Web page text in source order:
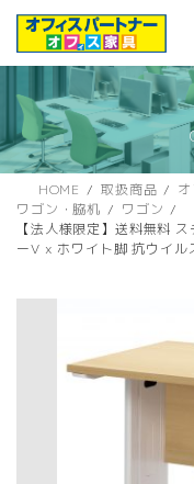
ス
キ
ン
に
HOME 取扱商品
ワゴン・脇机
ワゴン
【法人様限定】送料無料
ーV x ホワイト脚 抗ウイ